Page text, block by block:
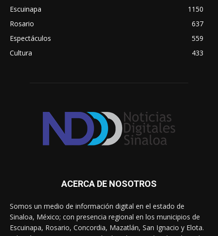
Escuinapa
1150
Rosario
637
Espectáculos
559
Cultura
433
ACERCA DE NOSOTROS
Somos un medio de información digital en el estado de
Sinaloa, México; con presencia regional en los municipios de
Escuinapa, Rosario, Concordia, Mazatlán, San Ignacio y Elota.